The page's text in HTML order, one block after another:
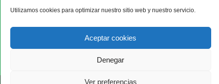
Utilizamos cookies para optimizar nuestro sitio web y nuestro servicio.
Aceptar cookies
Denegar
Ver preferencias
ASAJA Burgos - Jóvenes Agricultores
+34 947 244 247 ·
info@asajaburgos.com